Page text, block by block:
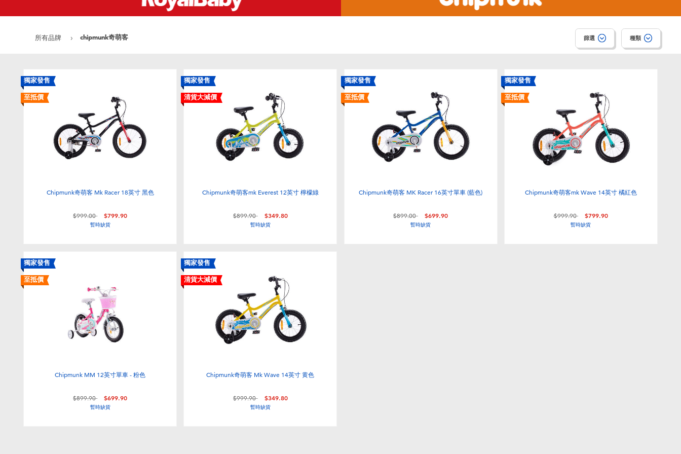
所有品牌 chipmunk奇萌客 篩選 種類
獨家發售
至抵價
Chipmunk奇萌客 Mk Racer 18英寸 黑色
價格從
$999.00至 $799.90
暫時缺貨
獨家發售
清貨大減價
Chipmunk奇萌客mk Everest 12英寸 檸檬綠
價格從
$899.90至 $349.80
暫時缺貨
獨家發售
至抵價
Chipmunk奇萌客 MK Racer 16英寸單車 (藍色)
價格從
$899.00至 $699.90
暫時缺貨
獨家發售
至抵價
Chipmunk奇萌客mk Wave 14英寸 橘紅色
價格從
$999.90至 $799.90
暫時缺貨
獨家發售
至抵價
Chipmunk MM 12英寸單車 - 粉色
價格從
$899.90至 $699.90
暫時缺貨
獨家發售
清貨大減價
Chipmunk奇萌客 Mk Wave 14英寸 黄色
價格從
$999.90至 $349.80
暫時缺貨